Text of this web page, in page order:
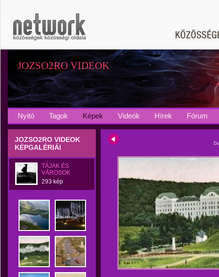
JOZSO2RO VIDEOK
Nyitó Tagok Képek Videók Hírek Fórum
JOZSO2RO VIDEOK
KÉPGALÉRIÁI
TÁJAK ÉS
VÁROSOK
293 kép